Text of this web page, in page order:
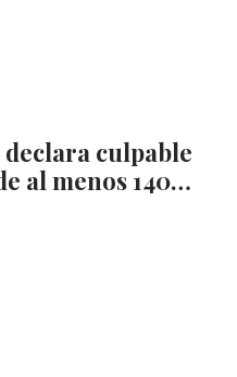
culpable
al menos 140…